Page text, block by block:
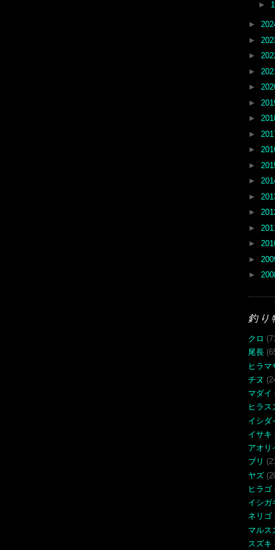
►
►
►
►
►
►
►
►
►
►
►
►
►
►
►
►
►
►
釣り
クロ
尾長
ヒラマ
チヌ
マダイ
ヒラス
イシダ
イサキ
アオリ
ブリ
ヤズ
ヒラゴ
イシガ
ネリゴ
マルス
スズキ